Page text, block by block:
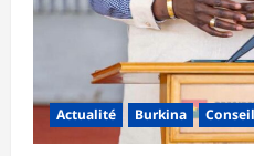
Actualité Burkina